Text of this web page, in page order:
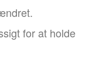
for at holde